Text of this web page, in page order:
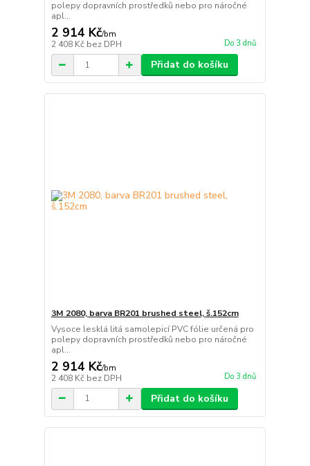
polepy dopravních prostředků nebo pro náročné
apl...
2 914 Kč/bm
2 408 Kč bez DPH Do 3 dnů
Přidat do košíku
3M 2080, barva BR201 brushed steel, š.152cm
Vysoce lesklá litá samolepicí PVC fólie určená pro
polepy dopravních prostředků nebo pro náročné
apl...
2 914 Kč/bm
2 408 Kč bez DPH Do 3 dnů
Přidat do košíku